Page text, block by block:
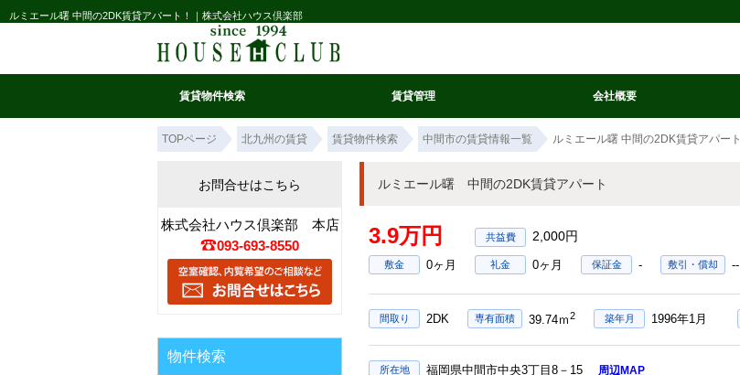
ルミエール曙 中間の2DK賃貸アパート！｜株式会社ハウス倶楽部
賃貸物件検索
条件検索
お気に入り
閲覧履歴
マイ条件リスト
賃貸管理 会社概要
TOPページ 北九州の賃貸 賃貸物件検索 中間市の賃貸情報一覧 ルミエール曙 中間の2DK賃貸アパート
ルミエール曙 中間の2DK賃貸アパート
3.9万円 2,000円
敷金 0ヶ月 礼金 0ヶ月 保証金 - 敷引・償却 --
間取り 2DK 専有面積 39.74ｍ2 築年月 1996年1月
所在地 福岡県中間市中央3丁目8－15 周辺MAP
お問合せはこちら
株式会社ハウス倶楽部 本店
093-693-8550
物件検索